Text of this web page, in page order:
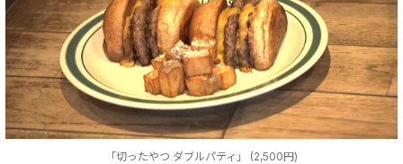
「切ったやつ ダブルパティ」 (2,500円)